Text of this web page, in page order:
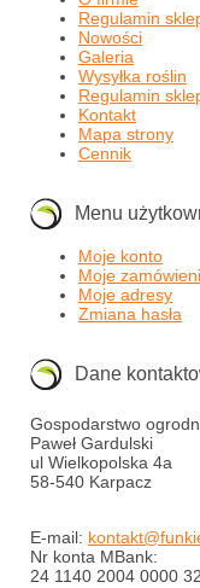
Regulamin
Nowości
Galeria
Wysyłka roślin
Regulamin
Kontakt
Mapa strony
Cennik
Menu
Moje konto
Moje
Moje adresy
Zmiana hasła
Dane
Gospodarstwo
Paweł Gardulski
ul Wielkopolska 4a
58-540 Karpacz
E-mail:
Nr konta MBank:
24 1140 2004 0000